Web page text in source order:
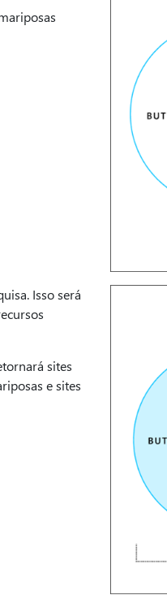
Isso será
sites
e sites